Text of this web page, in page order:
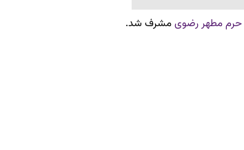
حرم مطهر رضویمشرف شد.